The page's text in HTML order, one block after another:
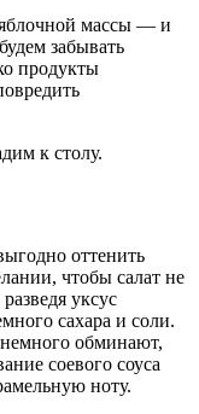
массы — и
забывать
продукты
к столу.
оттенить
чтобы салат не
уксус
сахара и соли.
обминают,
соевого соуса
ноту.